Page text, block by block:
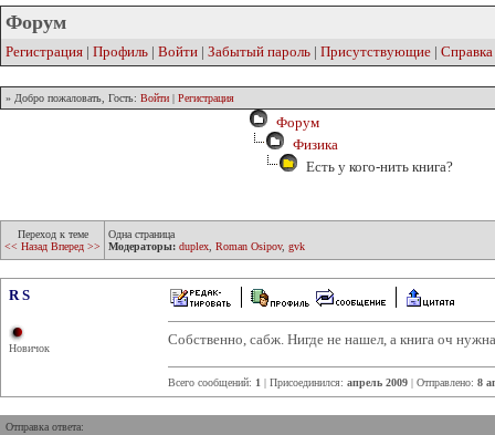
Форум
Регистрация | Профиль | Войти | Забытый пароль | Присутствующие | Справка
» Добро пожаловать, Гость: Войти | Регистрация
Форум
Физика
Есть у кого-нить книга?
Переход к теме
<< Назад Вперед >>
Одна страница
Модераторы: duplex Roman Osipov, gvk
R S
Новичок
Собственно, сабж. Нигде не нашел, а книга оч
Всего сообщений: 1 | Присоединился: апрель 2009 | Отправлено: 8
Отправка ответа: